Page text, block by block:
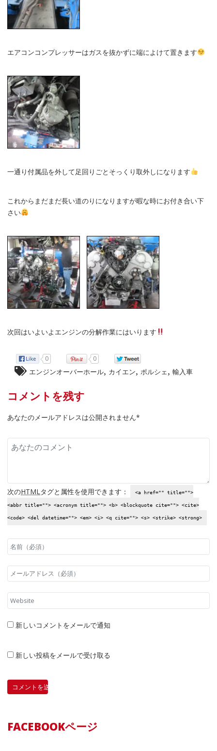
エアコンコンプレッサーはガスを抜かずに端によけて置きます
一通り付属品を外して足回りごとそっくり取外しになります
これからまだまだ長い道のりになりますが暇な時にお付き合い下
さい
次回はいよいよエンジンの分解作業にはいります
0 0
エンジンオーバーホール カイエン ポルシェ 輸入車
コメントを残す
あなたのメールアドレスは公開されません*
次のHTMLタグと属性を使用できます： <a href="" title="">
<abbr title=""> <acronym title=""> <b> <blockquote cite=""> <cite>
<code> <del datetime=""> <em> <i> <q cite=""> <s> <strike> <strong>
新しいコメントをメールで通知
新しい投稿をメールで受け取る
FACEBOOKページ